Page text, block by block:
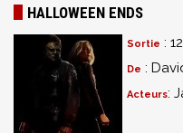
HALLOWEEN ENDS
Sortie :
De :
Acteurs: